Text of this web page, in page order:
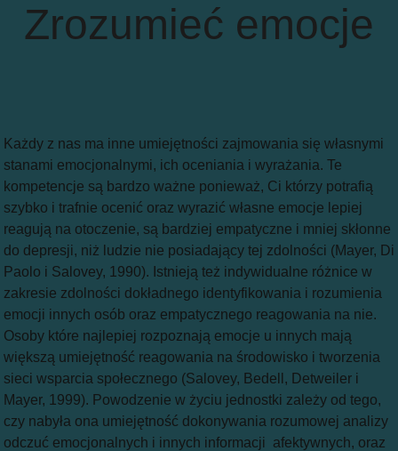
Zrozumieć emocje
Każdy z nas ma inne umiejętności zajmowania się własnymi
stanami emocjonalnymi, ich oceniania i wyrażania. Te
kompetencje są bardzo ważne ponieważ, Ci którzy potrafią
szybko i trafnie ocenić oraz wyrazić własne emocje lepiej
reagują na otoczenie, są bardziej empatyczne i mniej skłonne
do depresji, niż ludzie nie posiadający tej zdolności (Mayer, Di
Paolo i Salovey, 1990). Istnieją też indywidualne różnice w
zakresie zdolności dokładnego identyfikowania i rozumienia
emocji innych osób oraz empatycznego reagowania na nie.
Osoby które najlepiej rozpoznają emocje u innych mają
większą umiejętność reagowania na środowisko i tworzenia
sieci wsparcia społecznego (Salovey, Bedell, Detweiler i
Mayer, 1999). Powodzenie w życiu jednostki zależy od tego,
czy nabyła ona umiejętność dokonywania rozumowej analizy
odczuć emocjonalnych i innych informacji afektywnych, oraz